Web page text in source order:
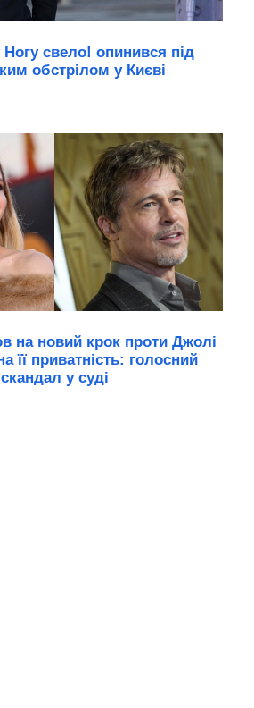
Ногу свело! опинився під
обстрілом у Києві
на новий крок проти Джолі
її приватність: голосний
скандал у суді